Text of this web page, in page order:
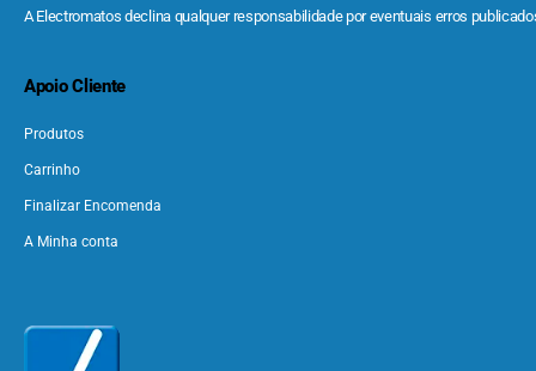
A Electromatos declina qualquer responsabilidade por eventuais erros
Apoio Cliente
Produtos
Carrinho
Finalizar Encomenda
A Minha conta